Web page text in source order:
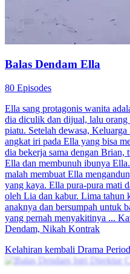
Balas Dendam Ella
80 Episodes
Ella sang protagonis wanita
dia diculik dan dijual, lalu
piatu. Setelah dewasa,
angkat iri pada Ella yang bisa
dia bekerja sama dengan Brian,
Ella dan membunuh ibunya
malah membuat Ella
yang kaya. Ella pura-pura mati
oleh Lia dan kabur. Lima tahun
anaknya dan bersumpah untuk
yang pernah menyakitinya ...
Dendam, Nikah Kontrak
Kelahiran kembali Drama